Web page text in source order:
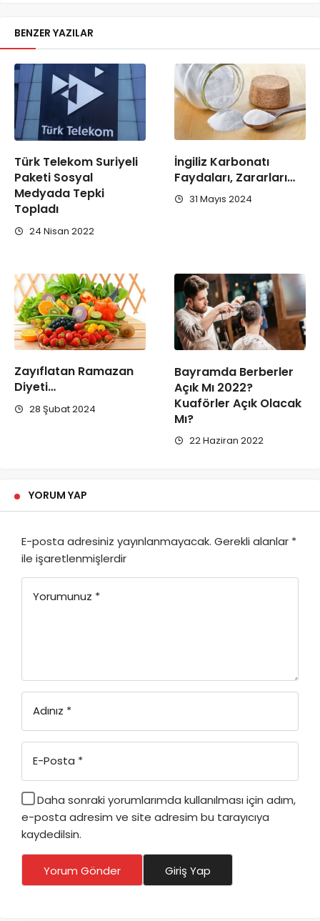
BENZER YAZILAR
Türk Telekom Suriyeli
Paketi Sosyal
Medyada Tepki
Topladı
24 Nisan 2022
İngiliz Karbonatı
Faydaları, Zararları…
31 Mayıs 2024
Zayıflatan Ramazan
Diyeti…
28 Şubat 2024
Bayramda Berberler
Açık Mı 2022?
Kuaförler Açık Olacak
Mı?
22 Haziran 2022
YORUM YAP
E-posta adresiniz yayınlanmayacak. Gerekli alanlar *
ile işaretlenmişlerdir
Yorumunuz *
Adınız *
E-Posta *
Daha sonraki yorumlarımda kullanılması için adım,
e-posta adresim ve site adresim bu tarayıcıya
kaydedilsin.
Yorum Gönder Giriş Yap